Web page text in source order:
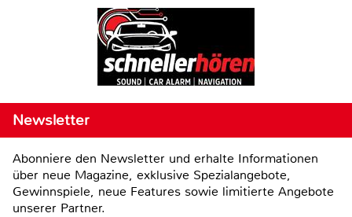
Newsletter
Abonniere den Newsletter und erhalte Informationen
über neue Magazine, exklusive Spezialangebote,
Gewinnspiele, neue Features sowie limitierte Angebote
unserer Partner.